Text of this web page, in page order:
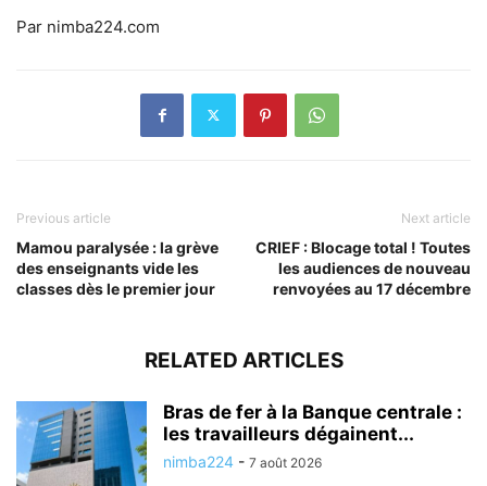
Par nimba224.com
Previous article
Mamou paralysée : la grève
des enseignants vide les
classes dès le premier jour
Next article
CRIEF : Blocage total ! Toutes
les audiences de nouveau
renvoyées au 17 décembre
RELATED ARTICLES
Bras de fer à la Banque centrale :
les travailleurs dégainent...
nimba224 - 7 août 2026